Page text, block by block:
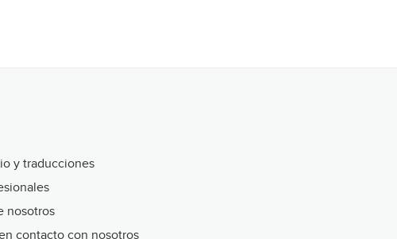
y traducciones
nosotros
contacto con nosotros